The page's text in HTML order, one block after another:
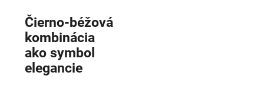
Čierno-béžová
kombinácia
ako symbol
elegancie